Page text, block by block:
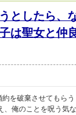
としたら、
は聖女と仲
を破棄させてもら
、俺のことを呪う気